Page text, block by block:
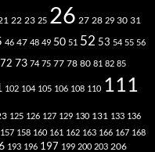
22 23 25 26 27 28 29 30 31
46 47 48 49 50 51 52 53 54 55 56
72 73 74 75 77 78 80 81 82 85
102 104 105 106 108 110 111
125 126 127 129 130 131 133 136
157 158 160 161 162 163 166 167 168
193 196 197 199 200 203 206